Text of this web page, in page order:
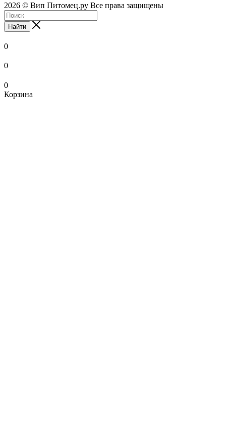
2026 © Вип Питомец.ру Все права защищены
Найти
0
0
0
Корзина